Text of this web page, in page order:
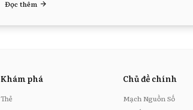
Đọc thêm
Khám phá
Thẻ
Chủ đề chính
Mạch Nguồn Số